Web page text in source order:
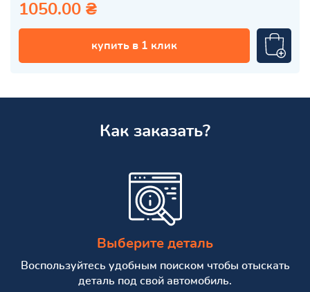
1050.00 ₴
купить в 1 клик
Как заказать?
Выберите деталь
Воспользуйтесь удобным поиском чтобы отыскать
деталь под свой автомобиль.